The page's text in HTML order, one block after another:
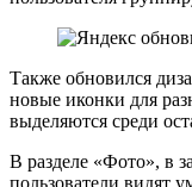
Также обновился
новые иконки для
выделяются среди
В разделе «Фото», в
пользователи видят